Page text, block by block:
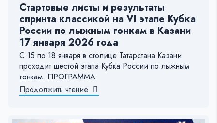
Стартовые листы и результаты
спринта классикой на VI этапе Кубка
России по лыжным гонкам в Казани
17 января 2026 года
С 15 по 18 января в столице Татарстана Казани
проходит шестой этапа Кубка России по лыжным
гонкам. ПРОГРАММА
Продолжить чтение